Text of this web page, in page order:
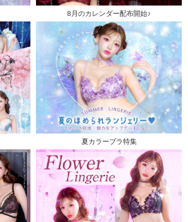
8月のカレンダー配布開始♪
夏カラーブラ特集